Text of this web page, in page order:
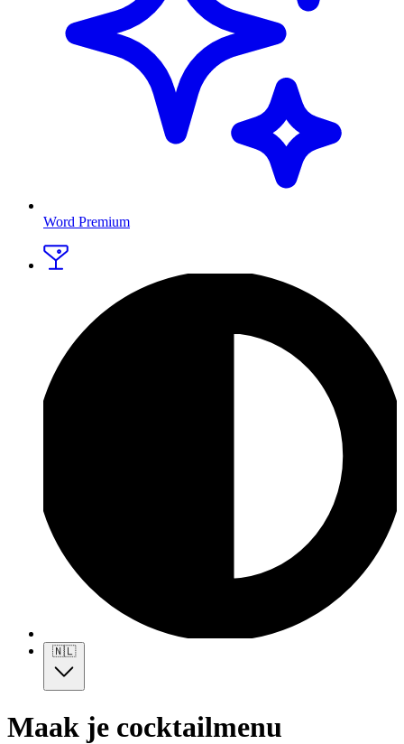
Word Premium
🇳🇱
Maak je cocktailmenu